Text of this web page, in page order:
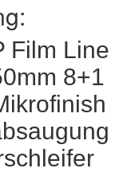
Film Line
8+1